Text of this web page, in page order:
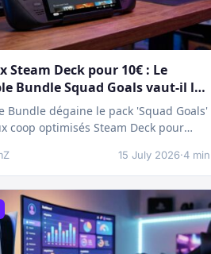
Steam Deck pour 10€ : Le
Bundle Squad Goals vaut-il le
Bundle dégaine le pack 'Squad Goals'
coop optimisés Steam Deck pour
10€. Un bon plan…
15 July 2026·4 min